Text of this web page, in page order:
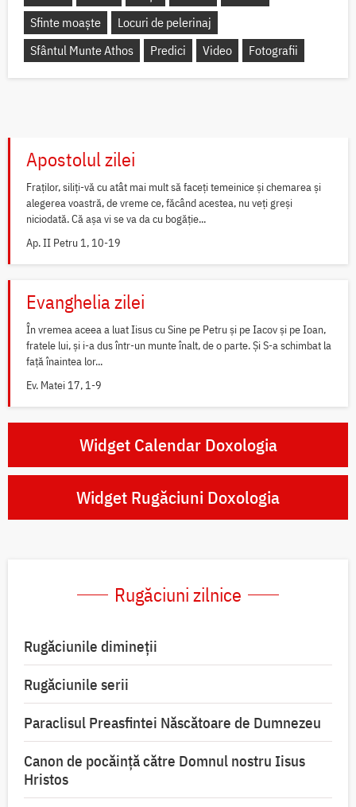
Sfinte moaște
Locuri de pelerinaj
Sfântul Munte Athos
Predici Video Fotografii
Apostolul zilei
Fraților, siliți-vă cu atât mai mult să faceți temeinice și chemarea și
alegerea voastră, de vreme ce, făcând acestea, nu veți greși
niciodată. Că așa vi se va da cu bogăție...
Ap. II Petru 1, 10-19
Evanghelia zilei
În vremea aceea a luat Iisus cu Sine pe Petru și pe Iacov și pe Ioan,
fratele lui, și i-a dus într-un munte înalt, de o parte. Și S-a schimbat la
față înaintea lor...
Ev. Matei 17, 1-9
Widget Calendar Doxologia
Widget Rugăciuni Doxologia
Rugăciuni zilnice
Rugăciunile dimineții
Rugăciunile serii
Paraclisul Preasfintei Născătoare de Dumnezeu
Canon de pocăință către Domnul nostru Iisus
Hristos